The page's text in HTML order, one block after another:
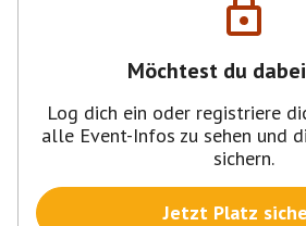
Möchtest du
Log dich ein oder registriere
alle Event-Infos zu sehen und
sichern.
Jetzt Platz